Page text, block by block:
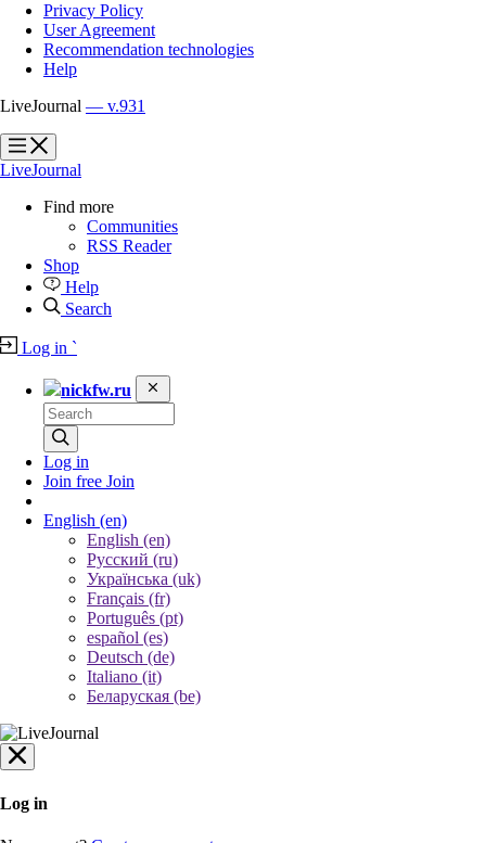
Privacy Policy
User Agreement
Recommendation technologies
Help
LiveJournal — v.931
?
?
LiveJournal
Find more
Communities
RSS Reader
Shop
Help
Search
Log in `
nickfw.ru
Log in
Join free Join
English (en)
English (en)
Русский (ru)
Українська (uk)
Français (fr)
Português (pt)
español (es)
Deutsch (de)
Italiano (it)
Беларуская (be)
Log in